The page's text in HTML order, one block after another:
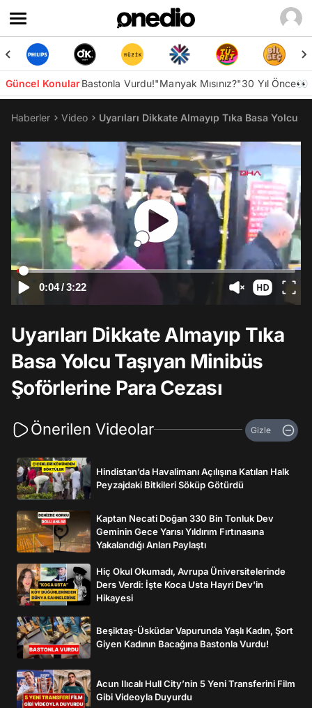
Güncel KonularBastonla Vurdu!"Manyak Mısınız?"30 Yıl Önce👀
Haberler Video Uyarıları Dikkate Almayıp Tıka Basa Yolcu
0:04/3:22
Uyarıları Dikkate Almayıp Tıka
Basa Yolcu Taşıyan Minibüs
Şoförlerine Para Cezası
Önerilen Videolar Gizle
Hindistan’da Havalimanı Açılışına Katılan Halk
Peyzajdaki Bitkileri Söküp Götürdü
Kaptan Necati Doğan 330 Bin Tonluk Dev
Geminin Gece Yarısı Yıldırım Fırtınasına
Yakalandığı Anları Paylaştı
Hiç Okul Okumadı, Avrupa Üniversitelerinde
Ders Verdi: İşte Koca Usta Hayri Dev'in
Hikayesi
Beşiktaş-Üsküdar Vapurunda Yaşlı Kadın, Şort
Giyen Kadının Bacağına Bastonla Vurdu!
Acun Ilıcalı Hull City’nin 5 Yeni Transferini Film
Gibi Videoyla Duyurdu